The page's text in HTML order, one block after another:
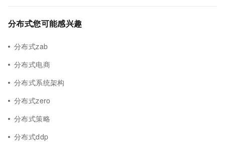
分布式您可能感兴趣
分布式zab
分布式电商
分布式系统架构
分布式zero
分布式策略
分布式ddp